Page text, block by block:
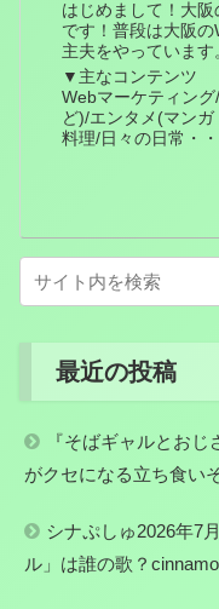
はじめまして！大
です！普段は大阪の
主夫をやっています
▼主なコンテンツ
Webマーケティン
ど)/エンタメ(マン
料理/日々の日常・・
最近の投稿
『そばギャルとお
がクセになる立ち食い
シナぷしゅ2026年7
ル」は誰の歌？